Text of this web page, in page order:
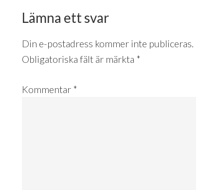
Lämna ett svar
Din e-postadress kommer inte publiceras.
Obligatoriska fält är märkta *
Kommentar *